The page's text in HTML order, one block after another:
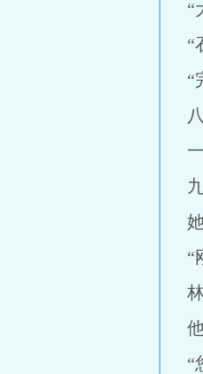
“
“
“
“
“